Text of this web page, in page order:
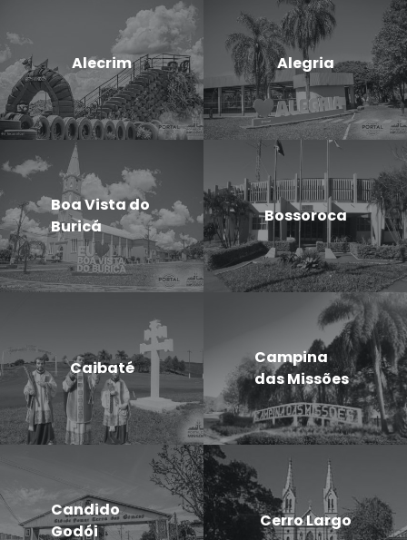
Alecrim Alegria
Boa Vista do
Buricá
Bossoroca
Caibaté
Campina
das Missões
Candido
Godói
Cerro Largo